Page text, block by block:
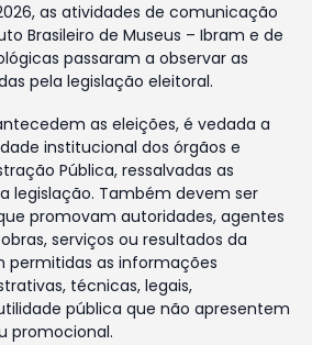
as atividades de comunicação
Brasileiro de Museus – Ibram e de
passaram a observar as
pela legislação eleitoral.
as eleições, é vedada a
institucional dos órgãos e
Pública, ressalvadas as
legislação. Também devem ser
promovam autoridades, agentes
serviços ou resultados da
permitidas as informações
técnicas, legais,
pública que não apresentem
promocional.